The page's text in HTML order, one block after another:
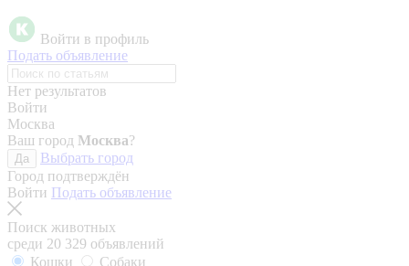
Войти в профиль
Подать объявление
Нет результатов
Войти
Москва
Ваш город Москва?
Да
Выбрать город
Город подтверждён
Войти Подать объявление
Поиск животных
среди 20 329 объявлений
Кошки
Собаки